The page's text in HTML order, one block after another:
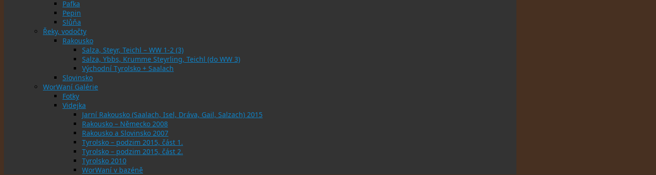
Pafka
Pepin
Slůňa
Řeky, vodočty
Rakousko
Salza, Steyr, Teichl – WW 1-2 (3)
Salza, Ybbs, Krumme Steyrling, Teichl (do WW 3)
Východní Tyrolsko + Saalach
Slovinsko
WorWaní Galérie
Fotky
Videjka
Jarní Rakousko (Saalach, Isel, Dráva, Gail, Salzach) 2015
Rakousko – Německo 2008
Rakousko a Slovinsko 2007
Tyrolsko – podzim 2015, část 1.
Tyrolsko – podzim 2015, část 2.
Tyrolsko 2010
WorWaní v bazéně